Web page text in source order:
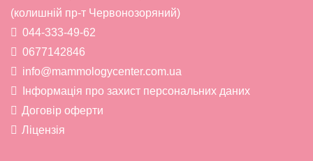
(колишній пр-т Червонозоряний)
044-333-49-62
0677142846
info@mammologycenter.com.ua
Інформація про захист персональних даних
Договір оферти
Ліцензія